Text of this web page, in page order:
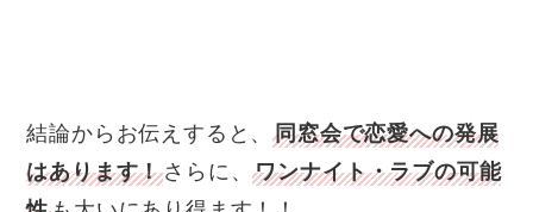
結論からお伝えすると、同窓会で恋愛への発展
はあります！さらに、ワンナイト・ラブの可能